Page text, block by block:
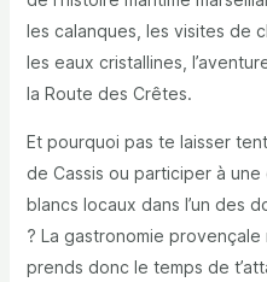
les calanques, les visites de
les eaux cristallines,
la Route des Crêtes.
Et pourquoi pas te laisser
de Cassis ou participer à
blancs locaux dans l’un des
? La gastronomie
prends donc le temps de